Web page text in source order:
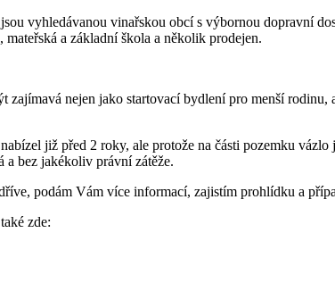
vyhledávanou vinařskou obcí s výbornou dopravní
a základní škola a několik prodejen.
zajímavá nejen jako startovací bydlení pro menší
již před 2 roky, ale protože na části pozemku
a bez jakékoliv právní zátěže.
podám Vám více informací, zajistím prohlídku a
zde: